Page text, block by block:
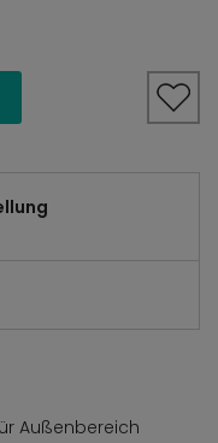
Außenbereich